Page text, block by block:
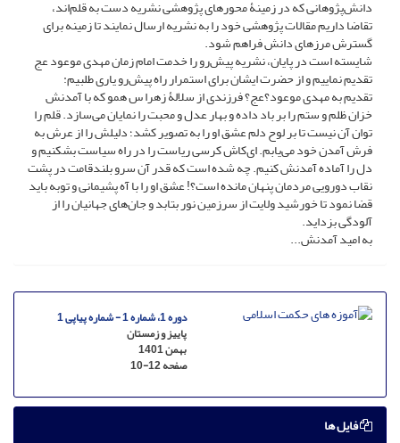
دانش‌پژوهانی که در زمینۀ محورهای پژوهشی نشریه دست به قلم‌اند،
تقاضا داریم مقالات پژوهشی خود را به نشریه ارسال نمایند تا زمینه برای
گسترش مرزهای دانش فراهم شود.
شایسته است در پایان، نشریه پیش‌رو را خدمت امام زمان مهدی موعود عج
تقدیم ‌نماییم و از حضرت ایشان برای استمرار راه پیش‌رو یاری ‌طلبیم:
تقدیم به مهدی موعود؟عج؟ فرزندی از سلالۀ زهرا س همو که با آمدنش
خزان ظلم و ستم را بر باد داده و بهار عدل و محبت را نمایان می‌سازد. قلم را
توان آن نیست تا بر لوح دلم عشق او را به تصویر کشد؛ دلیلش را از عرش به
فرش آمدن خود می‌یابم. ای‌کاش کرسی ریاست را در راه سیاست بشکنیم و
دل را آماده آمدنش کنیم. چه شده است که قدر آن سرو بلندقامت در پشت
نقاب دورویی مردمان پنهان مانده است؟! عشق او را با آه پشیمانی و توبه باید
قضا نمود تا خورشید ولایت از سرزمین نور بتابد و جان‌های جهانیان را از
آلودگی بزداید.
به امید آمدنش...
دوره 1، شماره 1 - شماره پیاپی 1
پاییز و زمستان
بهمن 1401
صفحه10-12
فایل ها